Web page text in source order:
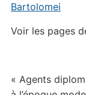
Bartolomei
Voir les pages
« Agents